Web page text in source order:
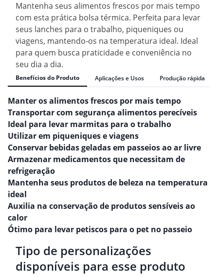
Mantenha seus alimentos frescos por mais tempo
com esta prática bolsa térmica. Perfeita para levar
seus lanches para o trabalho, piqueniques ou
viagens, mantendo-os na temperatura ideal. Ideal
para quem busca praticidade e conveniência no
seu dia a dia.
Benefícios do Produto Aplicações e Usos Produção rápida
Manter os alimentos frescos por mais tempo
Transportar com segurança alimentos perecíveis
Ideal para levar marmitas para o trabalho
Utilizar em piqueniques e viagens
Conservar bebidas geladas em passeios ao ar livre
Armazenar medicamentos que necessitam de
refrigeração
Mantenha seus produtos de beleza na temperatura
ideal
Auxilia na conservação de produtos sensíveis ao
calor
Ótimo para levar petiscos para o pet no passeio
Tipo de personalizações
disponíveis para esse produto